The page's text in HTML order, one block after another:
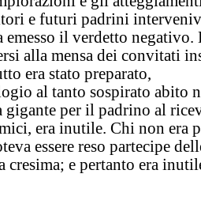
e futuri padrini
il verdetto negativo.
alla mensa dei convitati
era stato preparato,
al tanto sospirato abito
gigante per il padrino al
era inutile. Chi non era
essere reso partecipe
e pertanto era